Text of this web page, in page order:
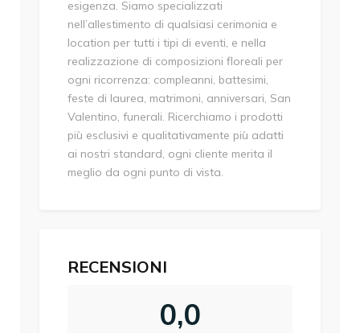
esigenza. Siamo specializzati
nell’allestimento di qualsiasi cerimonia e
location per tutti i tipi di eventi, e nella
realizzazione di composizioni floreali per
ogni ricorrenza: compleanni, battesimi,
feste di laurea, matrimoni, anniversari, San
Valentino, funerali. Ricerchiamo i prodotti
più esclusivi e qualitativamente più adatti
ai nostri standard, ogni cliente merita il
meglio da ogni punto di vista.
RECENSIONI
0,0